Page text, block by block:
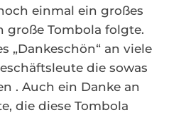
einmal ein großes
große Tombola folgte.
„Dankeschön“ an viele
die sowas
. Auch ein Danke an
die diese Tombola